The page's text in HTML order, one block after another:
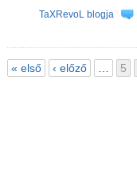
TaXRevoL blogja
« első ‹ előző 5